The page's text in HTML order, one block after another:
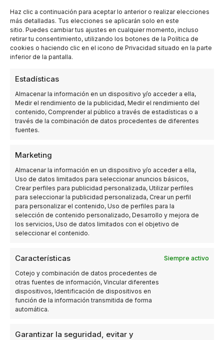
Haz clic a continuación para aceptar lo anterior o realizar elecciones
más detalladas. Tus elecciones se aplicarán solo en este
sitio. Puedes cambiar tus ajustes en cualquier momento, incluso
retirar tu consentimiento, utilizando los botones de la Política de
cookies o haciendo clic en el icono de Privacidad situado en la parte
inferior de la pantalla.
Estadísticas
Almacenar la información en un dispositivo y/o acceder a ella,
Medir el rendimiento de la publicidad, Medir el rendimiento del
contenido, Comprender al público a través de estadísticas o a
través de la combinación de datos procedentes de diferentes
fuentes.
Marketing
Almacenar la información en un dispositivo y/o acceder a ella,
Uso de datos limitados para seleccionar anuncios básicos,
Crear perfiles para publicidad personalizada, Utilizar perfiles
para seleccionar la publicidad personalizada, Crear un perfil
para personalizar el contenido, Uso de perfiles para la
selección de contenido personalizado, Desarrollo y mejora de
los servicios, Uso de datos limitados con el objetivo de
seleccionar el contenido.
Características
Siempre activo
Cotejo y combinación de datos procedentes de
otras fuentes de información, Vincular diferentes
dispositivos, Identificación de dispositivos en
función de la información transmitida de forma
automática.
Garantizar la seguridad, evitar y
Desde Elecproy ofrecemos nuestros servicios en
Sevilla, donde la visión artificial es la clave para
mejorar la calidad y eficiencia de tu empresa en
esta hermosa ciudad andaluza. Nuestra tecnología
de visión permite un análisis completo del 100% de
la producción, garantizando un control de calidad
En Sevilla, ofrecemos proyectos de visión artificial
personalizados que se adaptan a las necesidades
únicas de tu empresa en esta vibrante ciudad.
control de calidad, nuestros proyectos optimizan
Soluciones de Cámaras
de Visión Artificial en
Nuestras soluciones de cámaras de visión artificial
en Sevilla se adaptan a diversas aplicaciones
industriales y comerciales. Nos especializamos en
inspección de calidad, verificación de fecha de
caducidad, números de lote, códigos de barras y